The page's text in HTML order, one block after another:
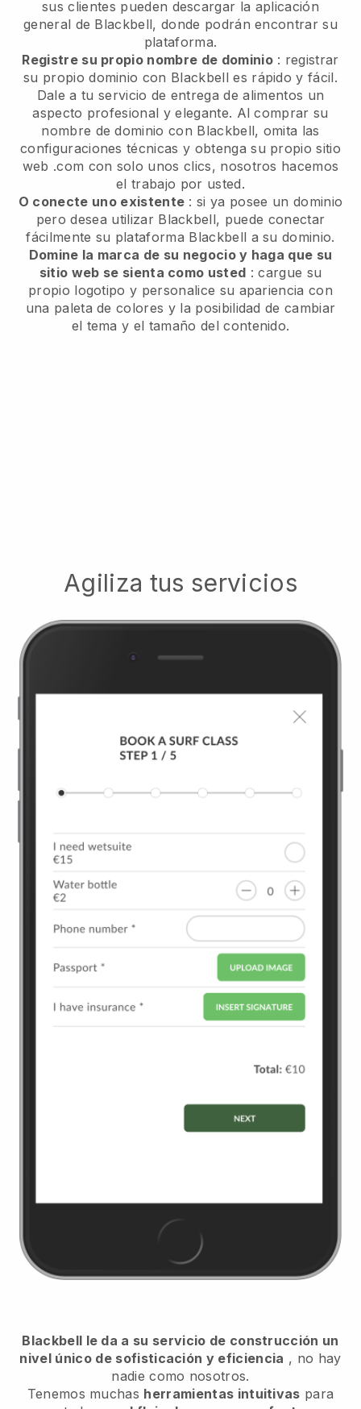
sus clientes pueden descargar la aplicación
general de Blackbell, donde podrán encontrar su
plataforma.
Registre su propio nombre de dominio: registrar
su propio dominio con Blackbell es rápido y fácil.
Dale a tu servicio de entrega de alimentos un
aspecto profesional y elegante. Al comprar su
nombre de dominio con Blackbell, omita las
configuraciones técnicas y obtenga su propio sitio
web .com con solo unos clics, nosotros hacemos
el trabajo por usted.
O conecte uno existente : si ya posee un dominio
pero desea utilizar Blackbell, puede conectar
fácilmente su plataforma Blackbell a su dominio.
Domine la marca de su negocio y haga que su
sitio web se sienta como usted : cargue su
propio logotipo y personalice su apariencia con
una paleta de colores y la posibilidad de cambiar
el tema y el tamaño del contenido.
Agiliza tus servicios
Blackbell le da a su servicio de construcción un
nivel único de sofisticación y eficiencia , no hay
nadie como nosotros.
Tenemos muchas herramientas intuitivas para